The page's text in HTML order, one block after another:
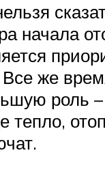
начала
же
роль
тепло,